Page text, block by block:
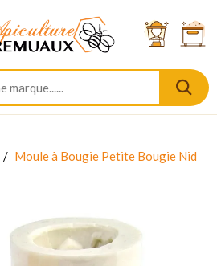
Moule à Bougie Petite Bougie Nid